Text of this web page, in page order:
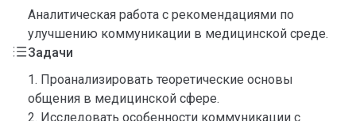
Аналитическая работа с рекомендациями по
улучшению коммуникации в медицинской среде.
Задачи
1. Проанализировать теоретические основы
общения в медицинской сфере.
2. Исследовать особенности коммуникации с